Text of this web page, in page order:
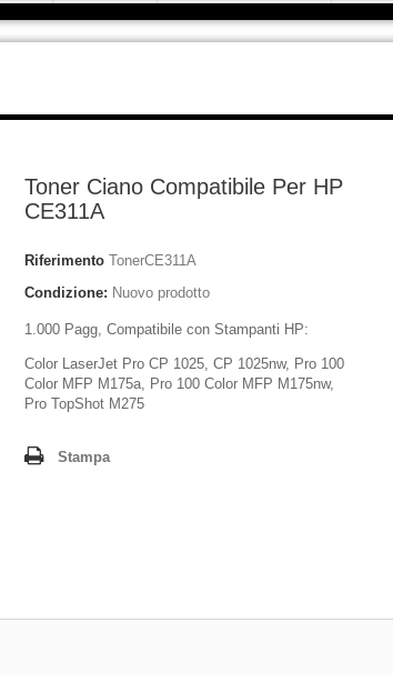
Toner Ciano Compatibile Per HP
CE311A
Riferimento TonerCE311A
Condizione: Nuovo prodotto
1.000 Pagg, Compatibile con Stampanti HP:
Color LaserJet Pro CP 1025, CP 1025nw, Pro 100
Color MFP M175a, Pro 100 Color MFP M175nw,
Pro TopShot M275
Stampa